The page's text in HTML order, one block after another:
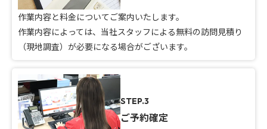
作業内容と料金についてご案内いたします。
作業内容によっては、当社スタッフによる無料の訪問見積り
（現地調査）が必要になる場合がございます。
STEP.3
ご予約確定